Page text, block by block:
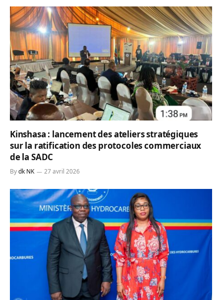
Kinshasa : lancement des ateliers stratégiques
sur la ratification des protocoles commerciaux
de la SADC
Bydk NK 27 avril 2026